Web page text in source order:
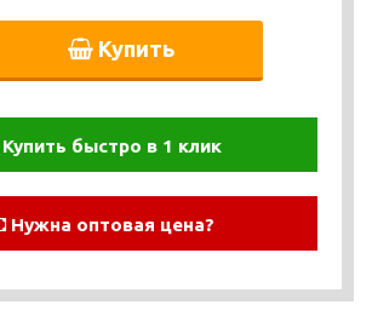
Купить
Купить быстро в 1 клик
Нужна оптовая цена?